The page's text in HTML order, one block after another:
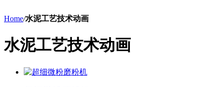
Home/水泥工艺技术动画
水泥工艺技术动画